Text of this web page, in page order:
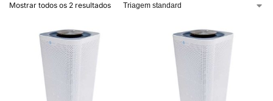
Mostrar todos os 2 resultados